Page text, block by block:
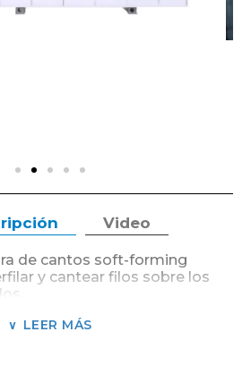
Video
de cantos soft-forming
y cantear filos sobre los
softforming es una
LEER MÁS